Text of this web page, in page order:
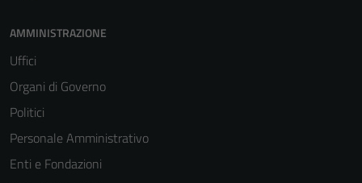
AMMINISTRAZIONE
Uffici
Organi di Governo
Politici
Personale Amministrativo
Enti e Fondazioni